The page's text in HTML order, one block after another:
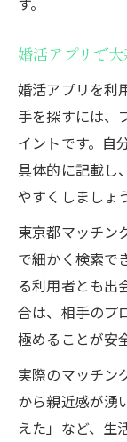
婚活アプリで
婚活アプリを利
手を探すには、
イントです。自
具体的に記載し
やすくしましょ
東京都マッチン
で細かく検索で
る利用者とも出
合は、相手のプ
極めることが安
実際のマッチン
から親近感が湧
えた」など、生